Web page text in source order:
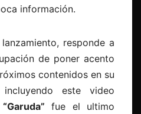
información.
responde a
de poner acento
contenidos en su
este video
“Garuda” fue el ultimo